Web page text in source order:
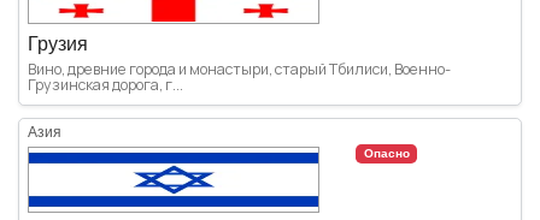
Грузия
Вино, древние города и монастыри, старый Тбилиси, Военно-
Грузинская дорога, г...
Азия
Опасно